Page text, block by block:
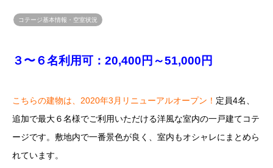
コテージ基本情報・空室状況
３〜６名利用可：20,400円～51,000円
こちらの建物は、2020年3月リニューアルオープン！ 定員4名、
追加で最大６名様でご利用いただける洋風な室内の一戸建てコテ
ージです。敷地内で一番景色が良く、室内もオシャレにまとめら
れています。